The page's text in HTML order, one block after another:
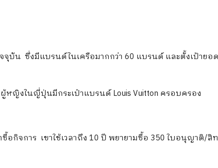
จุบัน ซึ่งมีแบรนด์ในเครือมากกว่า 60 แบรนด์ และตั้งเป้ายอ
ญิงในญี่ปุ่นมีกระเป๋าแบรนด์ Louis Vuitton ครอบครอง
อกิจการ เขาใช้เวลาถึง 10 ปี พยายามซื้อ 350 ใบอนุญาติ/สิ